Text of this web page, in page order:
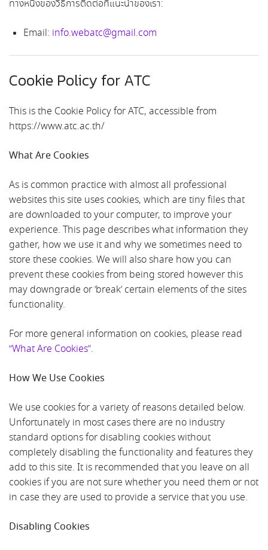
ทางหนึ่งของวิธีการติดต่อที่แนะนำของเรา:
Email: info.webatc@gmail.com
Cookie Policy for ATC
This is the Cookie Policy for ATC, accessible from
https://www.atc.ac.th/
What Are Cookies
As is common practice with almost all professional
websites this site uses cookies, which are tiny files that
are downloaded to your computer, to improve your
experience. This page describes what information they
gather, how we use it and why we sometimes need to
store these cookies. We will also share how you can
prevent these cookies from being stored however this
may downgrade or ‘break’ certain elements of the sites
functionality.
For more general information on cookies, please read
“What Are Cookies”.
How We Use Cookies
We use cookies for a variety of reasons detailed below.
Unfortunately in most cases there are no industry
standard options for disabling cookies without
completely disabling the functionality and features they
add to this site. It is recommended that you leave on all
cookies if you are not sure whether you need them or not
in case they are used to provide a service that you use.
Disabling Cookies